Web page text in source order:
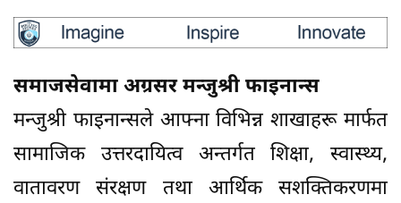
समाजसेवामा अग्रसर मन्जुश्री फाइनान्स
मन्जुश्री फाइनान्सले आफ्ना विभिन्न शाखाहरू मार्फत
सामाजिक उत्तरदायित्व अन्तर्गत शिक्षा, स्वास्थ्य,
वातावरण संरक्षण तथा आर्थिक सशक्तिकरणमा